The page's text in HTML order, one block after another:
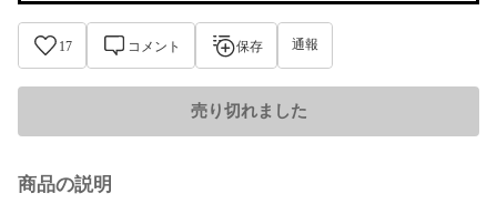
17 コメント 保存 通報
売り切れました
商品の説明